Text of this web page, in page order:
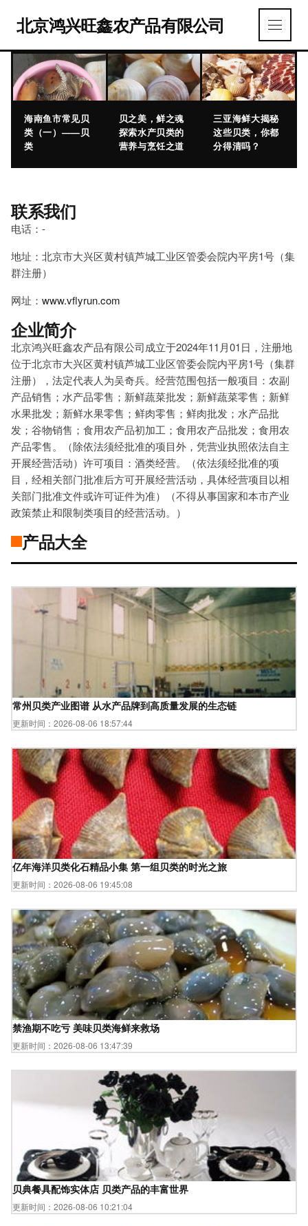
北京鸿兴旺鑫农产品有限公司
海南鱼市常见贝
类（一）——贝
类
贝之美，鲜之魂
探索水产贝类的
营养与烹饪之道
三亚海鲜大揭秘
这些贝类，你都
分得清吗？
联系我们
电话：-
地址：北京市大兴区黄村镇芦城工业区管委会院内平房1号（集
群注册）
网址： www.vflyrun.com
企业简介
北京鸿兴旺鑫农产品有限公司成立于2024年11月01日，注册地
位于北京市大兴区黄村镇芦城工业区管委会院内平房1号（集群
注册），法定代表人为吴奇兵。经营范围包括一般项目：农副
产品销售；水产品零售；新鲜蔬菜批发；新鲜蔬菜零售；新鲜
水果批发；新鲜水果零售；鲜肉零售；鲜肉批发；水产品批
发；谷物销售；食用农产品初加工；食用农产品批发；食用农
产品零售。（除依法须经批准的项目外，凭营业执照依法自主
开展经营活动）许可项目：酒类经营。（依法须经批准的项
目，经相关部门批准后方可开展经营活动，具体经营项目以相
关部门批准文件或许可证件为准）（不得从事国家和本市产业
政策禁止和限制类项目的经营活动。）
产品大全
常州贝类产业图谱 从水产品牌到高质量发展的生态链
更新时间：2026-08-06 18:57:44
亿年海洋贝类化石精品小集 第一组贝类的时光之旅
更新时间：2026-08-06 19:45:08
禁渔期不吃亏 美味贝类海鲜来救场
更新时间：2026-08-06 13:47:39
贝典餐具配饰实体店 贝类产品的丰富世界
更新时间：2026-08-06 10:21:04